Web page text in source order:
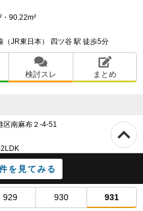
を見てみる
929 930 931
・90.22m²
（JR東日本） 四ツ谷 駅 徒歩5分
検討スレ まとめ
区南麻布２-4-51
2・60.17m 2
ロ南北線・都営大江戸線 麻布十番 駅徒